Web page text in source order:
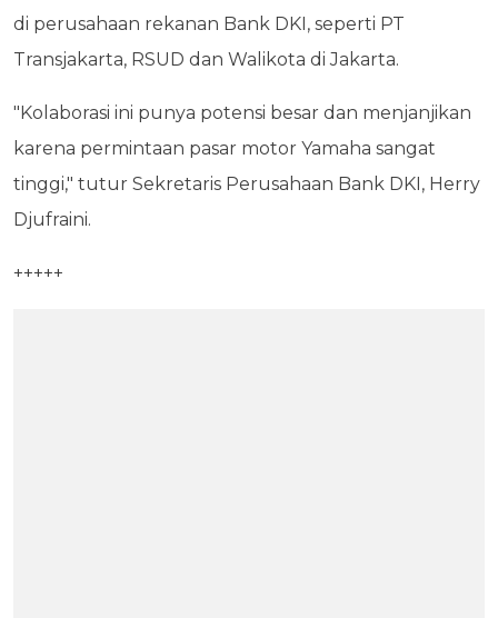
di perusahaan rekanan Bank DKI, seperti PT
Transjakarta, RSUD dan Walikota di Jakarta.
"Kolaborasi ini punya potensi besar dan menjanjikan
karena permintaan pasar motor Yamaha sangat
tinggi," tutur Sekretaris Perusahaan Bank DKI, Herry
Djufraini.
+++++